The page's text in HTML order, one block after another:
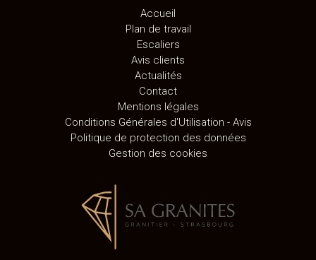
Accueil
Plan de travail
Escaliers
Avis clients
Actualités
Contact
Mentions légales
Conditions Générales d'Utilisation - Avis
Politique de protection des données
Gestion des cookies